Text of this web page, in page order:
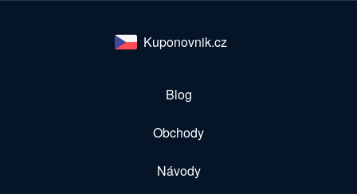
Kuponovnik.cz
Blog
Obchody
Návody